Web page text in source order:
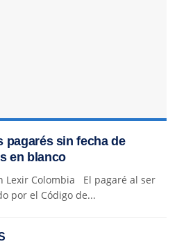
pagarés sin fecha de
en blanco
Lexir Colombia El pagaré al ser
por el Código de...